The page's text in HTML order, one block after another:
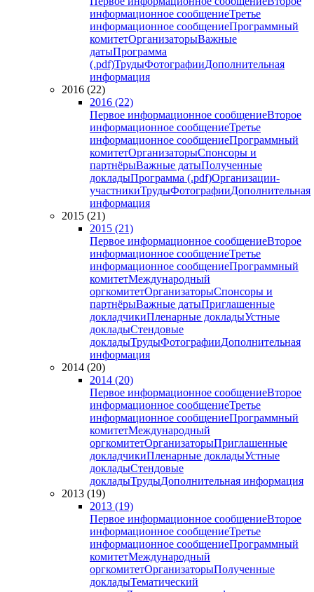
информационное сообщениеТретье
информационное сообщениеПрограммный
комитетОрганизаторыВажные
датыПрограмма
(.pdf)ТрудыФотографииДополнительная
информация
2016 (22)
2016 (22)
Первое информационное сообщениеВторое
информационное сообщениеТретье
информационное сообщениеПрограммный
комитетОрганизаторыСпонсоры и
партнёрыВажные датыПолученные
докладыПрограмма (.pdf)Организации-
участникиТрудыФотографииДополнительная
информация
2015 (21)
2015 (21)
Первое информационное сообщениеВторое
информационное сообщениеТретье
информационное сообщениеПрограммный
комитетМеждународный
оргкомитетОрганизаторыСпонсоры и
партнёрыВажные датыПриглашенные
докладчикиПленарные докладыУстные
докладыСтендовые
докладыТрудыФотографииДополнительная
информация
2014 (20)
2014 (20)
Первое информационное сообщениеВторое
информационное сообщениеТретье
информационное сообщениеПрограммный
комитетМеждународный
оргкомитетОрганизаторыПриглашенные
докладчикиПленарные докладыУстные
докладыСтендовые
докладыТрудыДополнительная информация
2013 (19)
2013 (19)
Первое информационное сообщениеВторое
информационное сообщениеТретье
информационное сообщениеПрограммный
комитетМеждународный
оргкомитетОрганизаторыПолученные
докладыТематический